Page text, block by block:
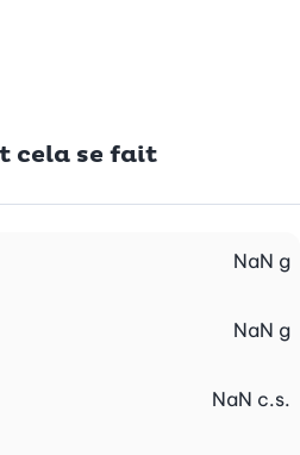
cela se fait
NaN g
NaN g
NaN c.s.